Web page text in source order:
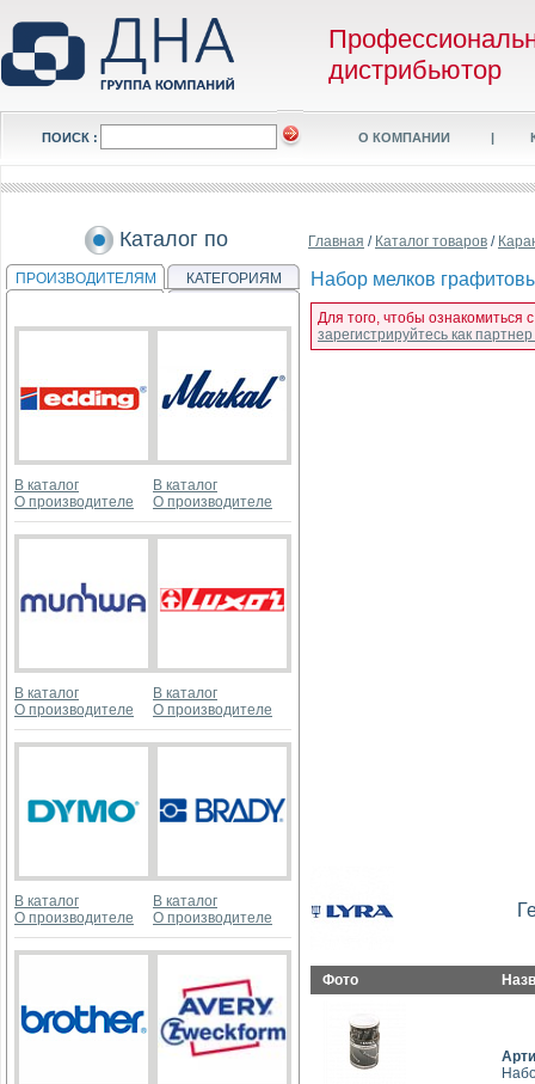
дистрибьютор
ПОИСК : О КОМПАНИИ |
Каталог по
ПРОИЗВОДИТЕЛЯМ КАТЕГОРИЯМ
В каталог
О производителе
В каталог
О производителе
В каталог
О производителе
В каталог
О производителе
В каталог
О производителе
В каталог
О производителе
Главная / Каталог товаров /
Набор мелков
Для того, чтобы ознакомиться
зарегистрируйтесь как
Фото